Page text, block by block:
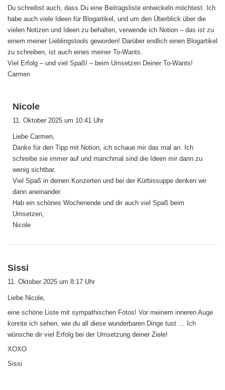
Du schreibst auch, dass Du eine Beitragsliste entwickeln möchtest. Ich
habe auch viele Ideen für Blogartikel, und um den Überblick über die
vielen Notizen und Ideen zu behalten, verwende ich Notion – das ist zu
einem meiner Lieblingstools geworden! Darüber endlich einen Blogartikel
zu schreiben, ist auch eines meiner To-Wants.
Viel Erfolg – und viel Spaß! – beim Umsetzen Deiner To-Wants!
Carmen
Nicole
t
11. Oktober 2025 um 10:41 Uhr
Liebe Carmen,
Danke für den Tipp mit Notion, ich schaue mir das mal an. Ich
schreibe sie immer auf und manchmal sind die Ideen mir dann zu
wenig sichtbar.
Viel Spaß in deinen Konzerten und bei der Kürbissuppe denken wir
dann aneinander.
Hab ein schönes Wochenende und dir auch viel Spaß beim
Umsetzen,
Nicole
Sissi
t
:
11. Oktober 2025 um 8:17 Uhr
Liebe Nicole,
eine schöne Liste mit sympathischen Fotos! Vor meinem inneren Auge
konnte ich sehen, wie du all diese wunderbaren Dinge tust … Ich
wünsche dir viel Erfolg bei der Umsetzung deiner Ziele!
XOXO
Sissi